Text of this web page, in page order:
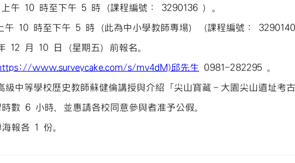
午 10 時至下午 5 時（課程編號： 3290136 ）。
10 時至下午 5 時（此為中小學教師專場）（課程編號： 3290140
12 月 10 日（星期五）前報名。
www.surveycake.com/s/mv4dM)邱先生 0981-282295 。
級中等學校歷史教師蘇健倫講授與介紹「尖山寶藏－大園尖山遺址考
數 6 小時，並惠請各校同意參與者准予公假。
報各 1 份。